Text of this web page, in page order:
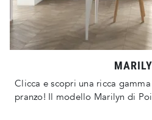
Clicca e scopri una ricca
pranzo! Il modello Marilyn di